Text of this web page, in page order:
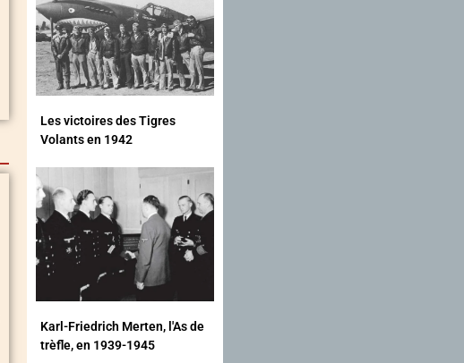
Les victoires des Tigres
Volants en 1942
Karl-Friedrich Merten, l'As de
trèfle, en 1939-1945